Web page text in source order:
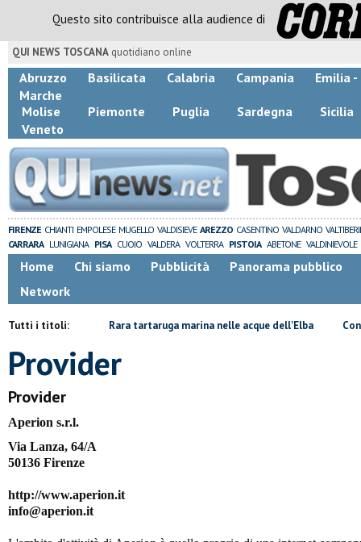
Questo sito contribuisce alla audience di
QUI NEWS TOSCANA quotidiano online
Abruzzo Basilicata Calabria Campania
Emilia -
Marche
Molise
Piemonte Puglia Sardegna
Sicilia
Veneto
FIRENZE CHIANTI EMPOLESE MUGELLO VALDISIEVE AREZZO CASENTINO VALDARNO
CARRARA LUNIGIANA PISA CUOIO VALDERA VOLTERRA PISTOIA ABETONE VALDINIEVOLE
Home Chi siamo Pubblicità
Panorama pubblico
Network
Tutti i titoli:
di fuoco Rara tartaruga marina nelle acque dell'Elba
Provider
Provider
Aperion s.r.l.
Via Lanza, 64/A
50136 Firenze
http://www.aperion.it
info@aperion.it